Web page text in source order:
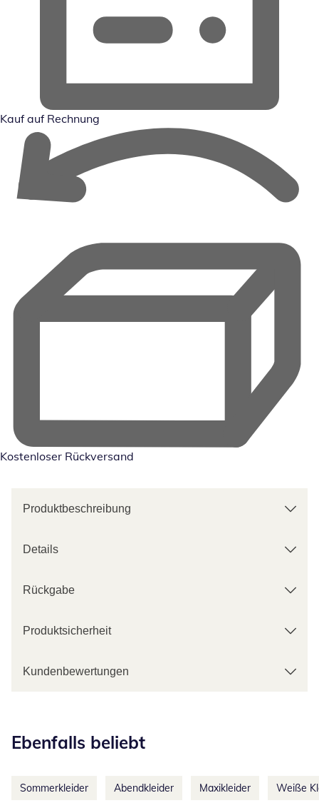
Kauf auf Rechnung
Kostenloser Rückversand
Produktbeschreibung
Details
Rückgabe
Produktsicherheit
Kundenbewertungen
Ebenfalls beliebt
Sommerkleider Abendkleider Maxikleider Weiße